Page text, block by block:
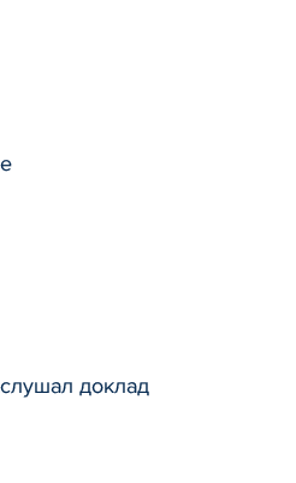
доклад